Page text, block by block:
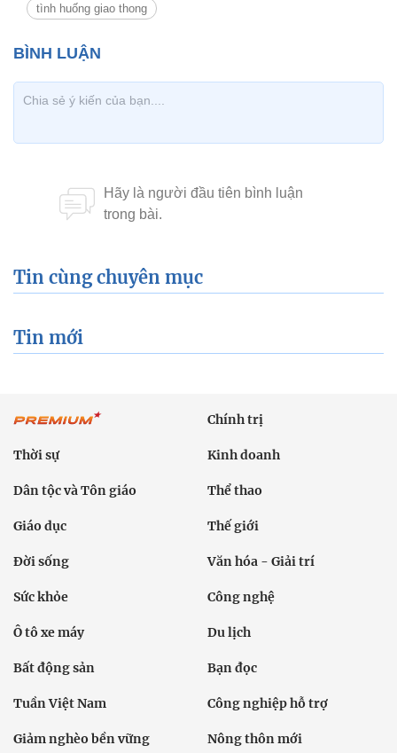
tình huống giao thong
Tin cùng chuyên mục
Tin mới
Chính trị
Thời sự Kinh doanh
Dân tộc và Tôn giáo Thể thao
Giáo dục Thế giới
Đời sống Văn hóa - Giải trí
Sức khỏe Công nghệ
Ô tô xe máy Du lịch
Bất động sản Bạn đọc
Tuần Việt Nam Công nghiệp hỗ trợ
Giảm nghèo bền vững Nông thôn mới